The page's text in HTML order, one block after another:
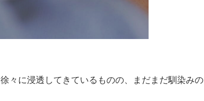
々に浸透してきているものの、まだまだ馴染みの